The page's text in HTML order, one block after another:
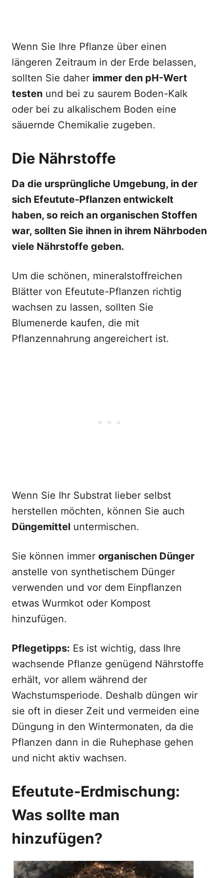
Wenn Sie Ihre Pflanze über einen
längeren Zeitraum in der Erde belassen,
sollten Sie daher immer den pH-Wert
testen und bei zu saurem Boden-Kalk
oder bei zu alkalischem Boden eine
säuernde Chemikalie zugeben.
Die Nährstoffe
Da die ursprüngliche Umgebung, in der
sich Efeutute-Pflanzen entwickelt
haben, so reich an organischen Stoffen
war, sollten Sie ihnen in ihrem Nährboden
viele Nährstoffe geben.
Um die schönen, mineralstoffreichen
Blätter von Efeutute-Pflanzen richtig
wachsen zu lassen, sollten Sie
Blumenerde kaufen, die mit
Pflanzennahrung angereichert ist.
Wenn Sie Ihr Substrat lieber selbst
herstellen möchten, können Sie auch
Düngemittel untermischen.
Sie können immer organischen Dünger
anstelle von synthetischem Dünger
verwenden und vor dem Einpflanzen
etwas Wurmkot oder Kompost
hinzufügen.
Pflegetipps: Es ist wichtig, dass Ihre
wachsende Pflanze genügend Nährstoffe
erhält, vor allem während der
Wachstumsperiode. Deshalb düngen wir
sie oft in dieser Zeit und vermeiden eine
Düngung in den Wintermonaten, da die
Pflanzen dann in die Ruhephase gehen
und nicht aktiv wachsen.
Efeutute-Erdmischung:
Was sollte man
hinzufügen?